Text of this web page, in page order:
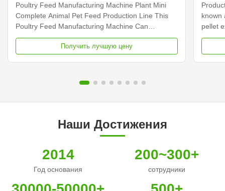
Poultry Feed Manufacturing Machine Plant Mini
Complete Animal Pet Feed Production Line This
Poultry Feed Manufacturing Machine Can
processing feed food for dog / cat / fish feed pellet
/ brid / animals/ Poultry / Livestock feed pellet etc.
Получить лучшую цену
known
pellet
Наши Достижения
2014
Год основания
200~300+
сотрудники